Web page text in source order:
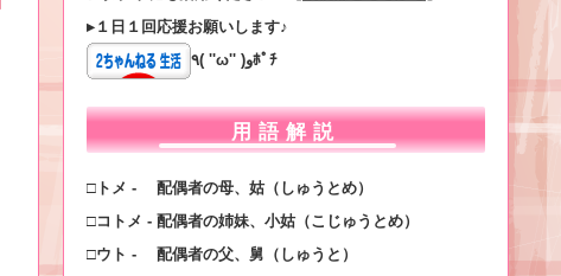
▸１日１回応援お願いします♪
٩( ''ω'' )وﾎﾟﾁ
用語解説
□トメ - 配偶者の母、姑（しゅうとめ）
□コトメ - 配偶者の姉妹、小姑（こじゅうとめ）
□ウト - 配偶者の父、舅（しゅうと）